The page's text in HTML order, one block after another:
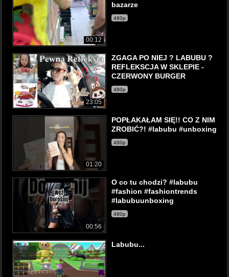
00:12
bazarze
480p
23:05
ZGAGA PO NIEJ ? LABUBU ?
REFLEKSCJA W SKLEPIE -
CZERWONY BURGER
480p
01:20
POPŁAKAŁAM SIĘ!! CO Z NIM
ZROBIĆ?! #labubu #unboxing
480p
00:56
O co tu chodzi? #labubu
#fashion #fashiontrends
#labubuunboxing
480p
Labubu...